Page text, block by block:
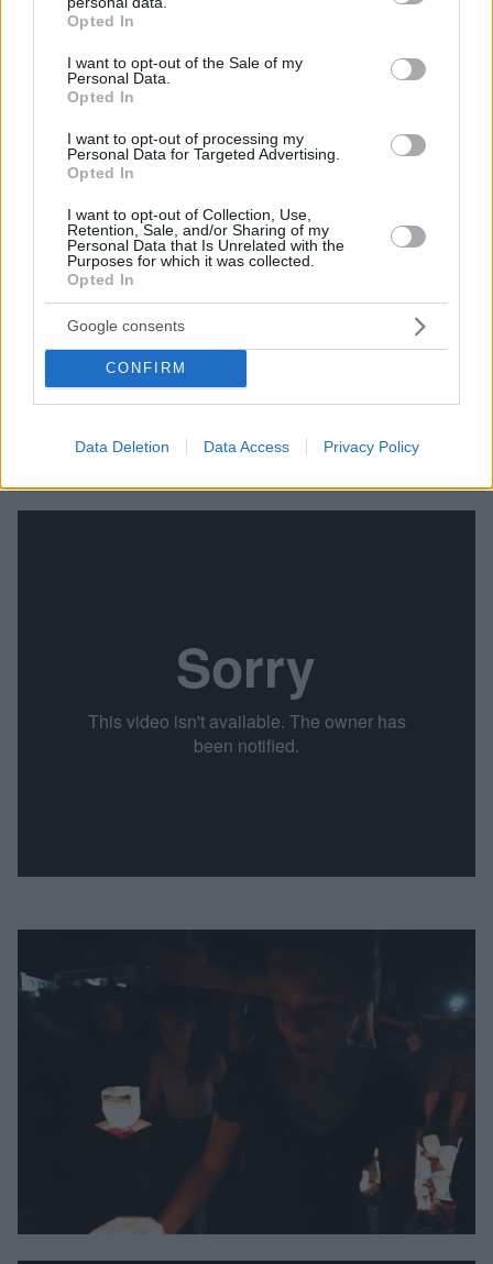
grant or deny consent to Google and its third-party tags to
use your data for below specified purposes in below Google
consent section.
Opted In
I want to opt-out of the Sale of my
Personal Data.
Opted In
I want to opt-out of processing my
Personal Data for Targeted Advertising.
Opted In
I want to opt-out of Collection, Use,
Retention, Sale, and/or Sharing of my
Personal Data that Is Unrelated with the
Purposes for which it was collected.
Opted In
Google consents
CONFIRM
Data Deletion Data Access Privacy Policy